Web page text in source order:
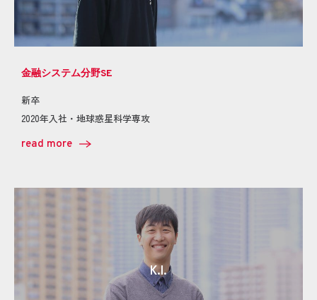
金融システム分野SE
新卒
2020年入社・地球惑星科学専攻
read more
K.I.